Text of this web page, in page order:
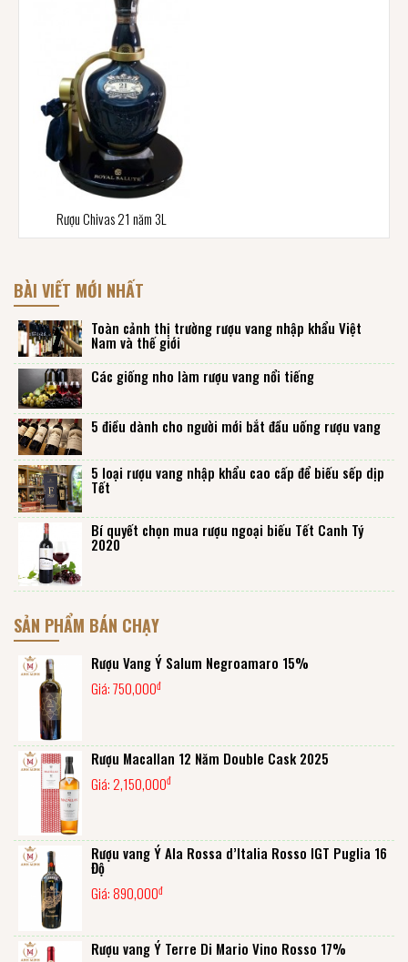
Rượu Chivas 21 năm 3L
BÀI VIẾT MỚI NHẤT
Toàn cảnh thị trường rượu vang nhập khẩu Việt
Nam và thế giới
Các giống nho làm rượu vang nổi tiếng
5 điều dành cho người mới bắt đầu uống rượu vang
5 loại rượu vang nhập khẩu cao cấp để biếu sếp dịp
Tết
Bí quyết chọn mua rượu ngoại biếu Tết Canh Tý
2020
SẢN PHẨM BÁN CHẠY
Rượu Vang Ý Salum Negroamaro 15%
Giá:750,000đ
Rượu Macallan 12 Năm Double Cask 2025
Giá: 2,150,000đ
Rượu vang Ý Ala Rossa d’Italia Rosso IGT Puglia 16
Độ
Giá:890,000đ
Rượu vang Ý Terre Di Mario Vino Rosso 17%